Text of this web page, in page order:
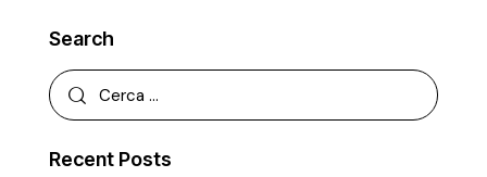
Search
Recent Posts